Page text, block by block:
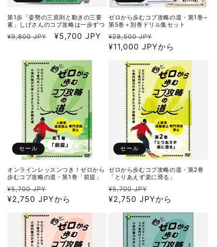
第1歩「姿勢の三原則と動きの三要
素」しげさんのコブ攻略は一歩ずつ
通
¥9,800 JPY
セ
価
格
¥5,700 JPY
ゼロから歩むコブ攻略の道・第1巻~
第5巻＋別巻ドリル集セット
通
常
¥28,500 JPY
ー
価
格
¥11,000 JPYから
セール
オンラインレッスンつき！ゼロから
歩むコブ攻略の道・第1巻「前提」
通
常
¥5,700 JPY
ー
価
格
¥2,750 JPYから
セール
ゼロから歩むコブ攻略の道・第2巻
「とりあえず楽に滑る」
通
常
¥5,700 JPY
ー
価
格
¥2,750 JPYから